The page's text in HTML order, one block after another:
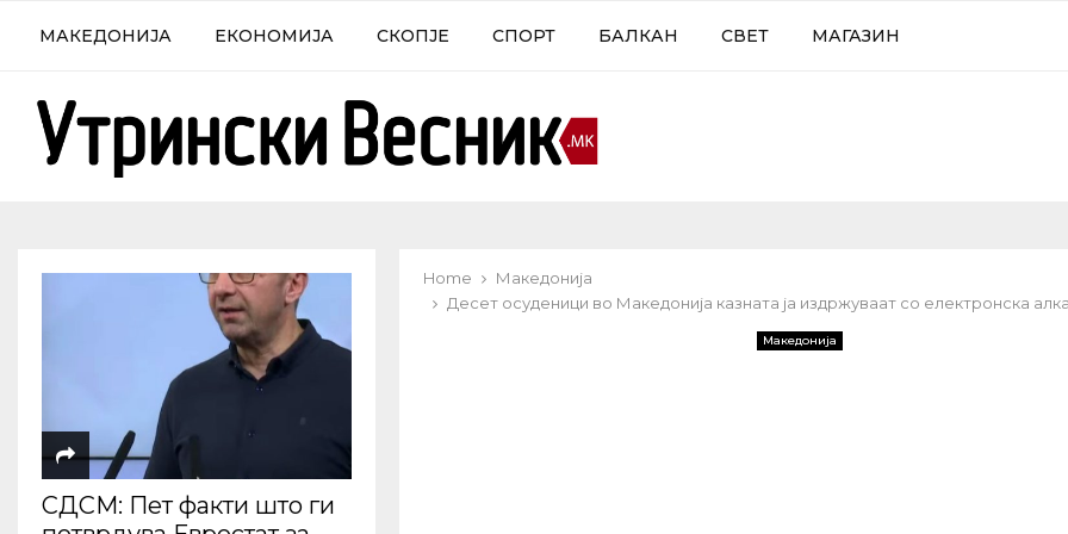
МАКЕДОНИЈА ЕКОНОМИЈА СКОПЈЕ СПОРТ БАЛКАН СВЕТ МАГАЗИН
Home
Македонија
Десет осуденици во Македонија казната ја издржуваат со електронска
Македонија
СДСМ: Пет факти што ги